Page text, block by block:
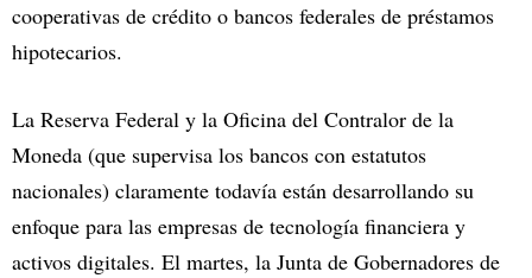
cooperativas de crédito o bancos federales de préstamos
hipotecarios.
La Reserva Federal y la Oficina del Contralor de la
Moneda (que supervisa los bancos con estatutos
nacionales) claramente todavía están desarrollando su
enfoque para las empresas de tecnología financiera y
activos digitales. El martes, la Junta de Gobernadores de